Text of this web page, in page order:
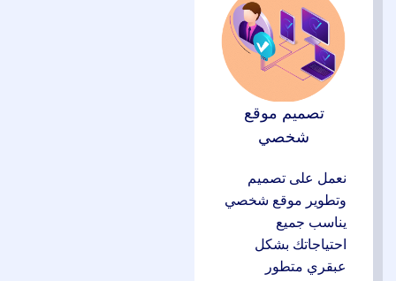
تصميم موقع
شخصي
نعمل على تصميم
وتطوير موقع شخصي
يناسب جميع
احتياجاتك بشكل
عبقري متطور